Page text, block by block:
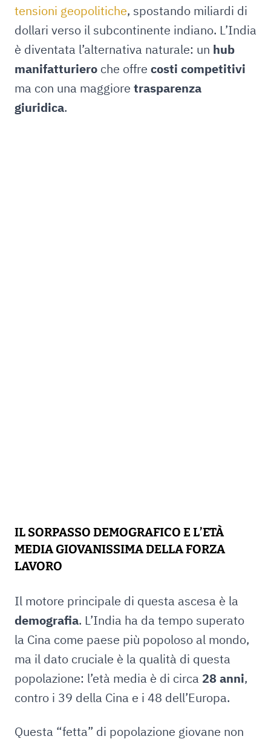
tensioni geopolitiche, spostando miliardi di
dollari verso il subcontinente indiano. L’India
è diventata l’alternativa naturale: un hub
manifatturiero che offre costi competitivi
ma con una maggiore trasparenza
giuridica.
IL SORPASSO DEMOGRAFICO E L’ETÀ
MEDIA GIOVANISSIMA DELLA FORZA
LAVORO
Il motore principale di questa ascesa è la
demografia. L’India ha da tempo superato
la Cina come paese più popoloso al mondo,
ma il dato cruciale è la qualità di questa
popolazione: l’età media è di circa 28 anni,
contro i 39 della Cina e i 48 dell’Europa.
Questa “fetta” di popolazione giovane non